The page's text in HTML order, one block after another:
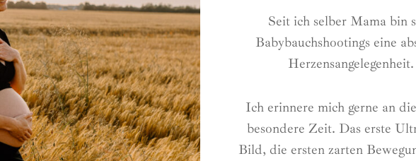
Seit ich selber Mama bin
Babybauchshootings eine
Herzensangelegenheit.
Ich erinnere mich gerne an
besondere Zeit. Das erste
Bild, die ersten zarten